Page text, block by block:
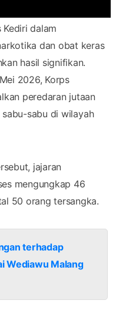
dalam
dan obat keras
hasil signifikan.
2026, Korps
peredaran jutaan
sabu di wilayah
jajaran
mengungkap 46
50 orang tersangka.
terhadap
Wediawu Malang